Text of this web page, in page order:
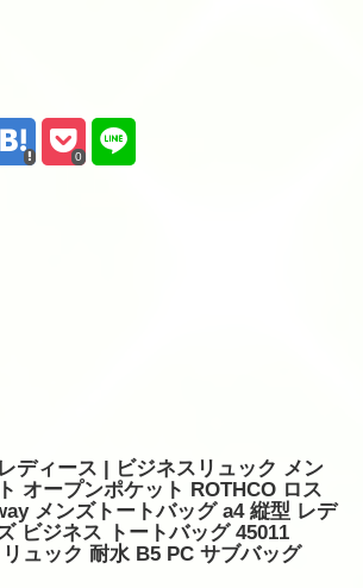
0
ディース | ビジネスリュック メン
オープンポケット ROTHCO ロス
メンズトートバッグ a4 縦型 レデ
ビジネス トートバッグ 45011
ュック 耐水 B5 PC サブバッグ